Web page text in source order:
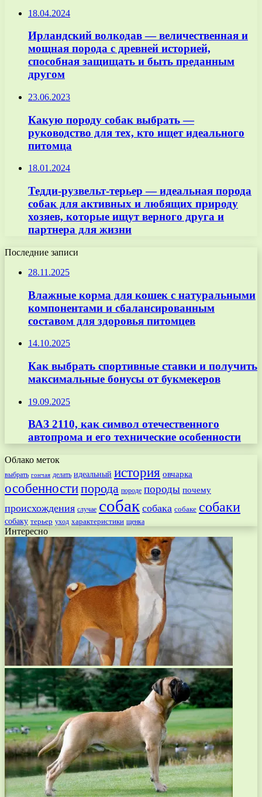
18.04.2024
Ирландский волкодав — величественная и
мощная порода с древней историей,
способная защищать и быть преданным
другом
23.06.2023
Какую породу собак выбрать —
руководство для тех, кто ищет идеального
питомца
18.01.2024
Тедди-рузвельт-терьер — идеальная порода
собак для активных и любящих природу
хозяев, которые ищут верного друга и
партнера для жизни
Последние записи
28.11.2025
Влажные корма для кошек с натуральными
компонентами и сбалансированным
составом для здоровья питомцев
14.10.2025
Как выбрать спортивные ставки и получить
максимальные бонусы от букмекеров
19.09.2025
ВАЗ 2110, как символ отечественного
автопрома и его технические особенности
Облако меток
выбрать гончая делать идеальный история овчарка
особенностипорода породе породы почему
происхождения случае собак собака собаке собаки
собаку терьер уход характеристики щенка
Интересно